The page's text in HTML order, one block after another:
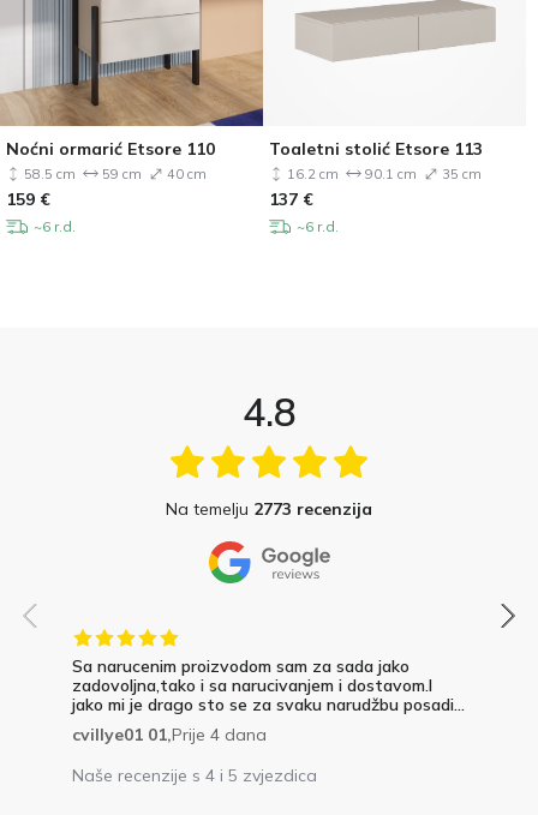
Noćni ormarić Etsore 110
58.5 cm 59 cm 40 cm
159 €
~6 r.d.
Toaletni stolić Etsore 113
16.2 cm 90.1 cm 35 cm
137 €
~6 r.d.
4.8
Na temelju 2773 recenzija
Sa narucenim proizvodom sam za sada jako
zadovoljna,tako i sa narucivanjem i dostavom.I
jako mi je drago sto se za svaku narudžbu posadi...
cvillye01 01,Prije 4 dana
Naše recenzije s 4 i 5 zvjezdica